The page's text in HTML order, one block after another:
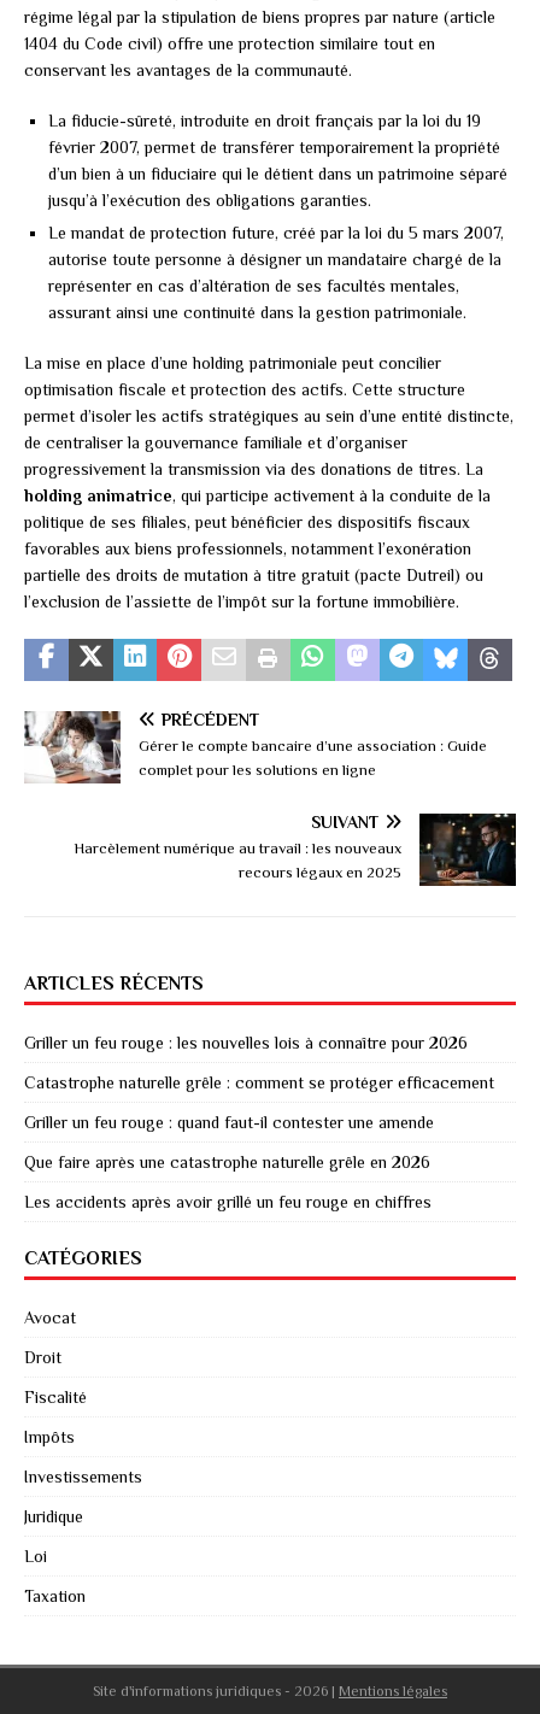
régime légal par la stipulation de biens propres par nature (article
1404 du Code civil) offre une protection similaire tout en
conservant les avantages de la communauté.
La fiducie-sûreté, introduite en droit français par la loi du 19
février 2007, permet de transférer temporairement la propriété
d’un bien à un fiduciaire qui le détient dans un patrimoine séparé
jusqu’à l’exécution des obligations garanties.
Le mandat de protection future, créé par la loi du 5 mars 2007,
autorise toute personne à désigner un mandataire chargé de la
représenter en cas d’altération de ses facultés mentales,
assurant ainsi une continuité dans la gestion patrimoniale.
La mise en place d’une holding patrimoniale peut concilier
optimisation fiscale et protection des actifs. Cette structure
permet d’isoler les actifs stratégiques au sein d’une entité distincte,
de centraliser la gouvernance familiale et d’organiser
progressivement la transmission via des donations de titres. La
holding animatrice, qui participe activement à la conduite de la
politique de ses filiales, peut bénéficier des dispositifs fiscaux
favorables aux biens professionnels, notamment l’exonération
partielle des droits de mutation à titre gratuit (pacte Dutreil) ou
l’exclusion de l’assiette de l’impôt sur la fortune immobilière.
PRÉCÉDENT
Gérer le compte bancaire d’une association : Guide
complet pour les solutions en ligne
SUIVANT
Harcèlement numérique au travail : les nouveaux
recours légaux en 2025
ARTICLES RÉCENTS
Griller un feu rouge : les nouvelles lois à connaître pour 2026
Catastrophe naturelle grêle : comment se protéger efficacement
Griller un feu rouge : quand faut-il contester une amende
Que faire après une catastrophe naturelle grêle en 2026
Les accidents après avoir grillé un feu rouge en chiffres
CATÉGORIES
Avocat
Droit
Fiscalité
Impôts
Investissements
Juridique
Loi
Taxation
Site d'informations juridiques - 2026 | Mentions légales